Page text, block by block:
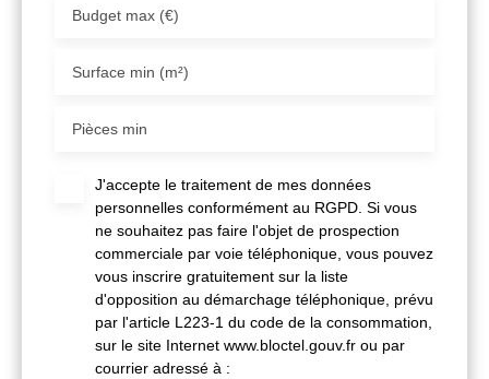
Budget max (€)
Surface min (m²)
Pièces min
J'accepte le traitement de mes données
personnelles conformément au RGPD. Si vous
ne souhaitez pas faire l'objet de prospection
commerciale par voie téléphonique, vous pouvez
vous inscrire gratuitement sur la liste
d'opposition au démarchage téléphonique, prévu
par l'article L223-1 du code de la consommation,
sur le site Internet www.bloctel.gouv.fr ou par
courrier adressé à :